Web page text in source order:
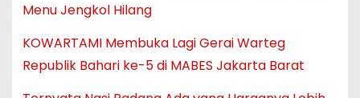
Menu Jengkol Hilang
KOWARTAMI Membuka Lagi Gerai Warteg
Republik Bahari ke-5 di MABES Jakarta Barat